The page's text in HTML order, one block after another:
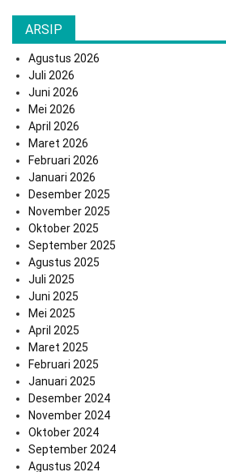
ARSIP
Agustus 2026
Juli 2026
Juni 2026
Mei 2026
April 2026
Maret 2026
Februari 2026
Januari 2026
Desember 2025
November 2025
Oktober 2025
September 2025
Agustus 2025
Juli 2025
Juni 2025
Mei 2025
April 2025
Maret 2025
Februari 2025
Januari 2025
Desember 2024
November 2024
Oktober 2024
September 2024
Agustus 2024